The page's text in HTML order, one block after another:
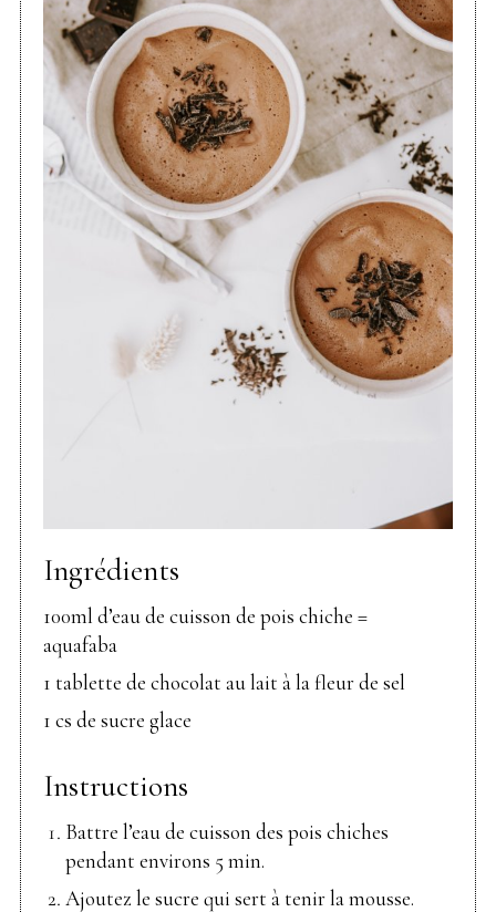
Ingrédients
100ml d’eau de cuisson de pois chiche =
aquafaba
1 tablette de chocolat au lait à la fleur de sel
1 cs de sucre glace
Instructions
Battre l’eau de cuisson des pois chiches
pendant environs 5 min.
Ajoutez le sucre qui sert à tenir la mousse.